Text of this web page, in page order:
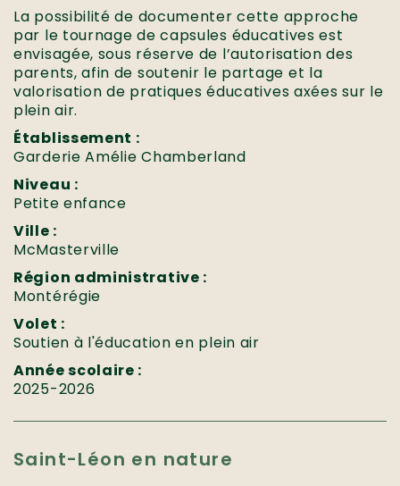
La possibilité de documenter cette approche
par le tournage de capsules éducatives est
envisagée, sous réserve de l’autorisation des
parents, afin de soutenir le partage et la
valorisation de pratiques éducatives axées sur le
plein air.
Établissement :
Garderie Amélie Chamberland
Niveau :
Petite enfance
Ville :
McMasterville
Région administrative :
Montérégie
Volet :
Soutien à l'éducation en plein air
Année scolaire :
2025-2026
Saint-Léon en nature